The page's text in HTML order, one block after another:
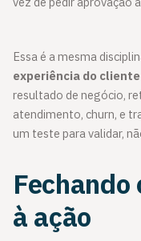
Essa é a mesma
experiência do cliente
resultado de negócio,
atendimento, churn, e
um teste para validar,
à ação